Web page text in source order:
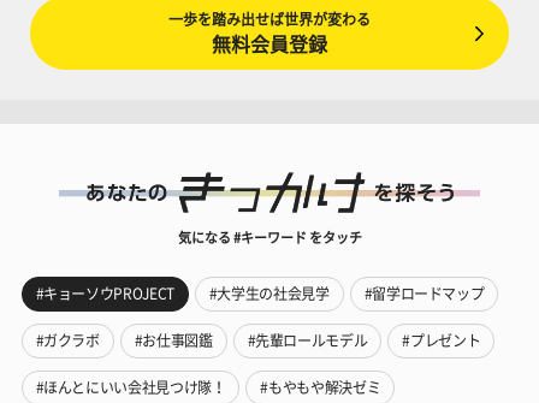
一歩を踏み出せば世界が変わる
無料会員登録
気になる #キーワード をタッチ
#キョーソウPROJECT #大学生の社会見学 #留学ロードマップ
#ガクラボ #お仕事図鑑 #先輩ロールモデル #プレゼント
#ほんとにいい会社見つけ隊！ #もやもや解決ゼミ